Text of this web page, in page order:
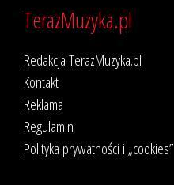
TerazMuzyka.pl
Redakcja TerazMuzyka.pl
Kontakt
Reklama
Regulamin
Polityka prywatności i „cookies”